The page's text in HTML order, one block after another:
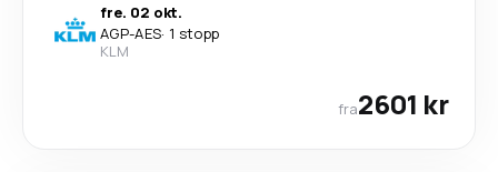
fre. 02 okt.
AGP-AES· 1 stopp
KLM
fra2601 kr